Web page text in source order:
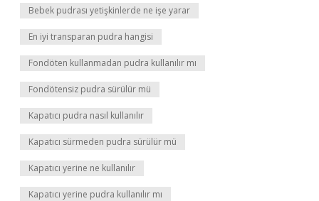
Bebek pudrası yetişkinlerde ne işe yarar
En iyi transparan pudra hangisi
Fondöten kullanmadan pudra kullanılır mı
Fondötensiz pudra sürülür mü
Kapatıcı pudra nasıl kullanılır
Kapatıcı sürmeden pudra sürülür mü
Kapatıcı yerine ne kullanılır
Kapatıcı yerine pudra kullanılır mı